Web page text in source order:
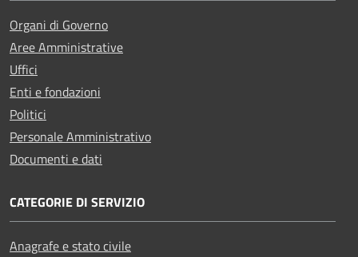
Organi di Governo
Aree Amministrative
Uffici
Enti e fondazioni
Politici
Personale Amministrativo
Documenti e dati
CATEGORIE DI SERVIZIO
Anagrafe e stato civile